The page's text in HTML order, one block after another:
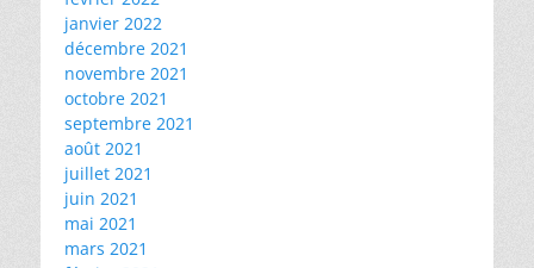
janvier 2022
décembre 2021
novembre 2021
octobre 2021
septembre 2021
août 2021
juillet 2021
juin 2021
mai 2021
mars 2021